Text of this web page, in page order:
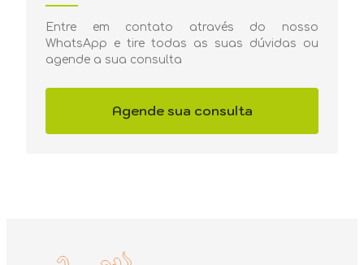
Entre em contato através do nosso
WhatsApp e tire todas as suas dúvidas ou
agende a sua consulta
Agende sua consulta